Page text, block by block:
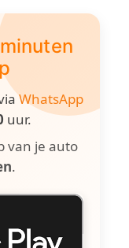
WhatsApp
uur.
van je auto
.